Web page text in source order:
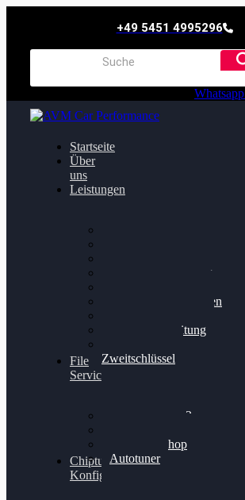
+49 5451 4995296
Whatsapp
Startseite
Über
uns
Leistungen
Getriebeoptimierung
Bremsscheiben planen
Felgenaufbereitung
Zweitschlüssel
File
Service
Alientech Kess3
Alientech Shop
Autotuner
Chiptuning
Konfigurator